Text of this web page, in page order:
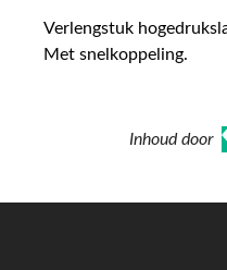
Verlengstuk
Met snelkoppeling.
Inhoud door